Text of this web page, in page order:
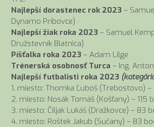
Najlepší dorastenec rok 2023 –
Dynamo Príbovce)
Najlepší žiak roka 2023 – Samuel
Družstevník Blatnica)
Píšťalka roka 2023 – Adam Lilge
Trénerská osobnosť Turca – Ing.
Najlepší futbalisti roka 2023
1. miesto: Thomka Ľuboš (Trebostovo) –
2. miesto: Nosák Tomáš (Košťany) – 115
3. miesto: Čiljak Lukáš (Dražkovce) – 83
4. miesto: Roštek Jakub (Sučany) – 83